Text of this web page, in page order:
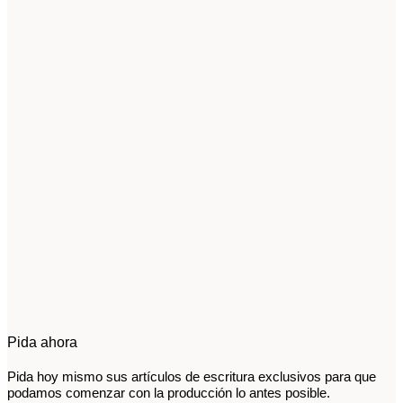
Pida ahora
Pida hoy mismo sus artículos de escritura exclusivos para que
podamos comenzar con la producción lo antes posible.